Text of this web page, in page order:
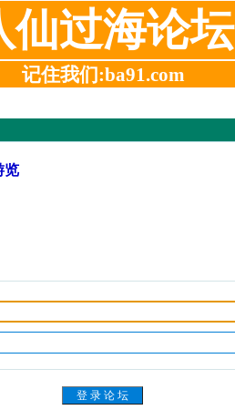
仙过海论坛
记住我们:ba91.com
览